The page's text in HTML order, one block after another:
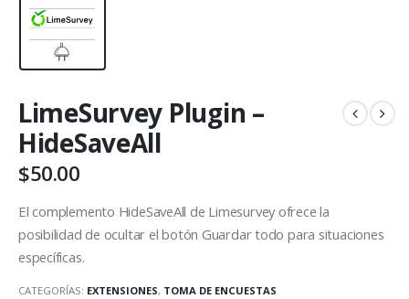
LimeSurvey Plugin –
HideSaveAll
$50.00
El complemento HideSaveAll de Limesurvey ofrece la
posibilidad de ocultar el botón Guardar todo para situaciones
específicas.
CATEGORÍAS: EXTENSIONES, TOMA DE ENCUESTAS